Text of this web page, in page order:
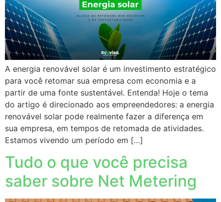
A energia renovável solar é um investimento estratégico
para você retomar sua empresa com economia e a
partir de uma fonte sustentável. Entenda! Hoje o tema
do artigo é direcionado aos empreendedores: a energia
renovável solar pode realmente fazer a diferença em
sua empresa, em tempos de retomada de atividades.
Estamos vivendo um período em […]
Tudo o que você precisa
saber sobre Net Metering